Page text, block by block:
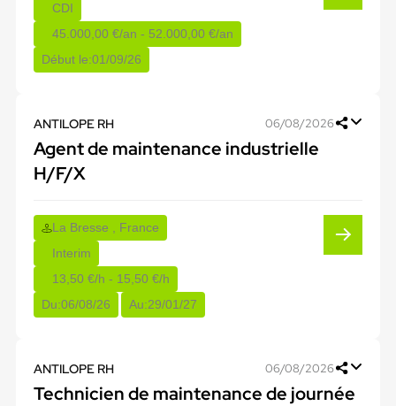
CDI
45.000,00 €/an - 52.000,00 €/an
Début le:01/09/26
ANTILOPE RH 06/08/2026
Agent de maintenance industrielle
H/F/X
La Bresse , France
Interim
13,50 €/h - 15,50 €/h
Du:06/08/26 Au:29/01/27
ANTILOPE RH 06/08/2026
Technicien de maintenance de journée